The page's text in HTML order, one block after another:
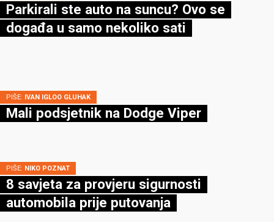
Parkirali ste auto na suncu? Ovo se
događa u samo nekoliko sati
PIŠE: IVAN IGLOO GLUHAK
Mali podsjetnik na Dodge Viper
PIŠE: NIKO POZNAT
8 savjeta za provjeru sigurnosti
automobila prije putovanja